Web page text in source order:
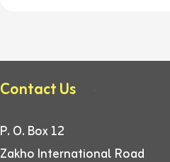
Contact Us
P. O. Box 12
Zakho International Road